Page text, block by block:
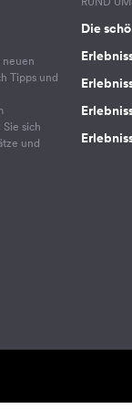
neuen
Tipps und
sich
und
Die